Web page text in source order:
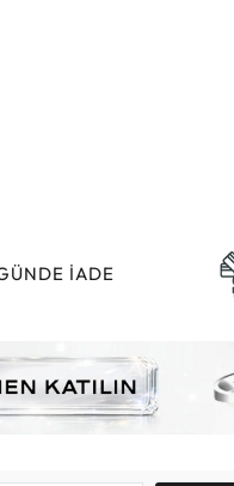
İADE